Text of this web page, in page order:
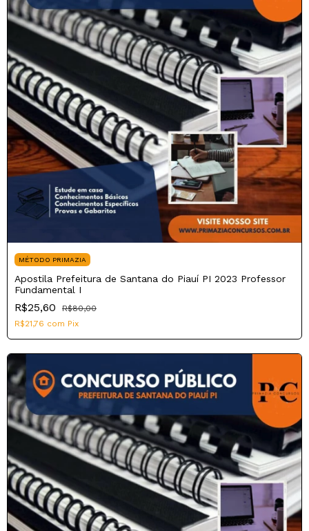
MÉTODO PRIMAZIA
Apostila Prefeitura de Santana do Piauí PI 2023 Professor
Fundamental I
R$25,60
R$80,00
R$21,76 com Pix